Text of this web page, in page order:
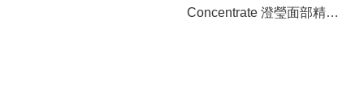
Concentrate 澄瑩面部精華